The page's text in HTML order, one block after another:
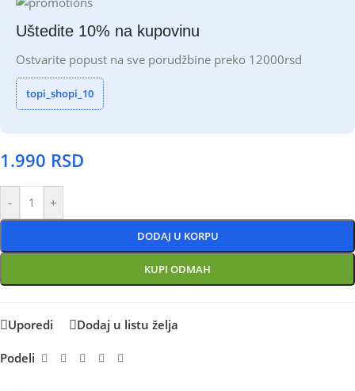
Uštedite 10% na kupovinu
Ostvarite popust na sve porudžbine preko 12000rsd
topi_shopi_10
1.990 RSD
- +
DODAJ U KORPU
KUPI ODMAH
Uporedi Dodaj u listu želja
Podeli